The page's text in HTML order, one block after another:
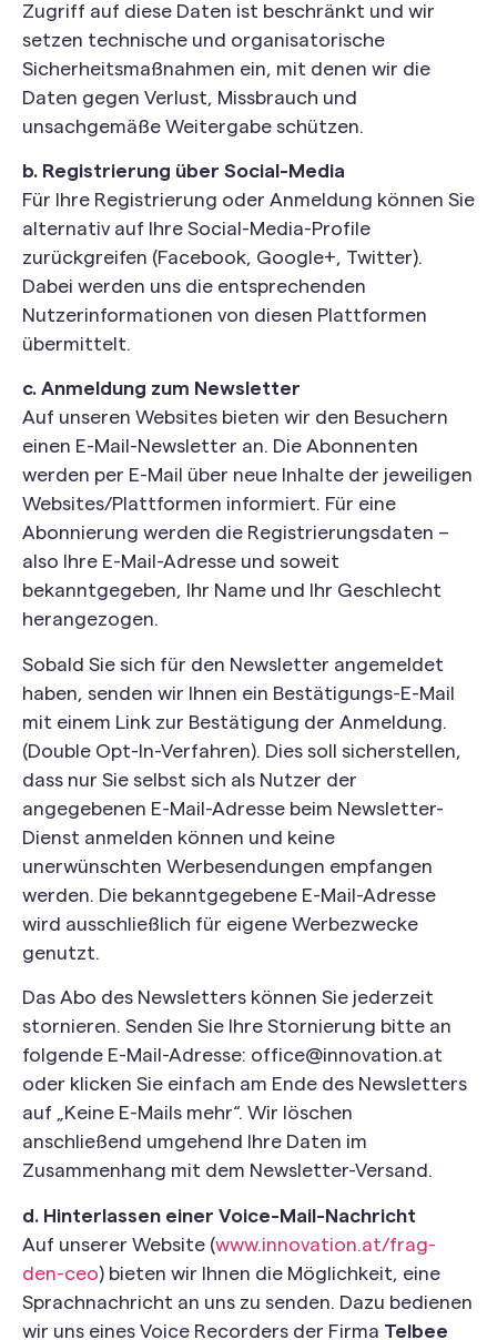
Zugriff auf diese Daten ist beschränkt und wir
setzen technische und organisatorische
Sicherheitsmaßnahmen ein, mit denen wir die
Daten gegen Verlust, Missbrauch und
unsachgemäße Weitergabe schützen.
b. Registrierung über Social-Media
Für Ihre Registrierung oder Anmeldung können Sie
alternativ auf Ihre Social-Media-Profile
zurückgreifen (Facebook, Google+, Twitter).
Dabei werden uns die entsprechenden
Nutzerinformationen von diesen Plattformen
übermittelt.
c. Anmeldung zum Newsletter
Auf unseren Websites bieten wir den Besuchern
einen E-Mail-Newsletter an. Die Abonnenten
werden per E-Mail über neue Inhalte der jeweiligen
Websites/Plattformen informiert. Für eine
Abonnierung werden die Registrierungsdaten –
also Ihre E-Mail-Adresse und soweit
bekanntgegeben, Ihr Name und Ihr Geschlecht
herangezogen.
Sobald Sie sich für den Newsletter angemeldet
haben, senden wir Ihnen ein Bestätigungs-E-Mail
mit einem Link zur Bestätigung der Anmeldung.
(Double Opt-In-Verfahren). Dies soll sicherstellen,
dass nur Sie selbst sich als Nutzer der
angegebenen E-Mail-Adresse beim Newsletter-
Dienst anmelden können und keine
unerwünschten Werbesendungen empfangen
werden. Die bekanntgegebene E-Mail-Adresse
wird ausschließlich für eigene Werbezwecke
genutzt.
Das Abo des Newsletters können Sie jederzeit
stornieren. Senden Sie Ihre Stornierung bitte an
folgende E-Mail-Adresse: office@innovation.at
oder klicken Sie einfach am Ende des Newsletters
auf „Keine E-Mails mehr“. Wir löschen
anschließend umgehend Ihre Daten im
Zusammenhang mit dem Newsletter-Versand.
d. Hinterlassen einer Voice-Mail-Nachricht
Auf unserer Website (www.innovation.at/frag-
den-ceo) bieten wir Ihnen die Möglichkeit, eine
Sprachnachricht an uns zu senden. Dazu bedienen
wir uns eines Voice Recorders der Firma Telbee